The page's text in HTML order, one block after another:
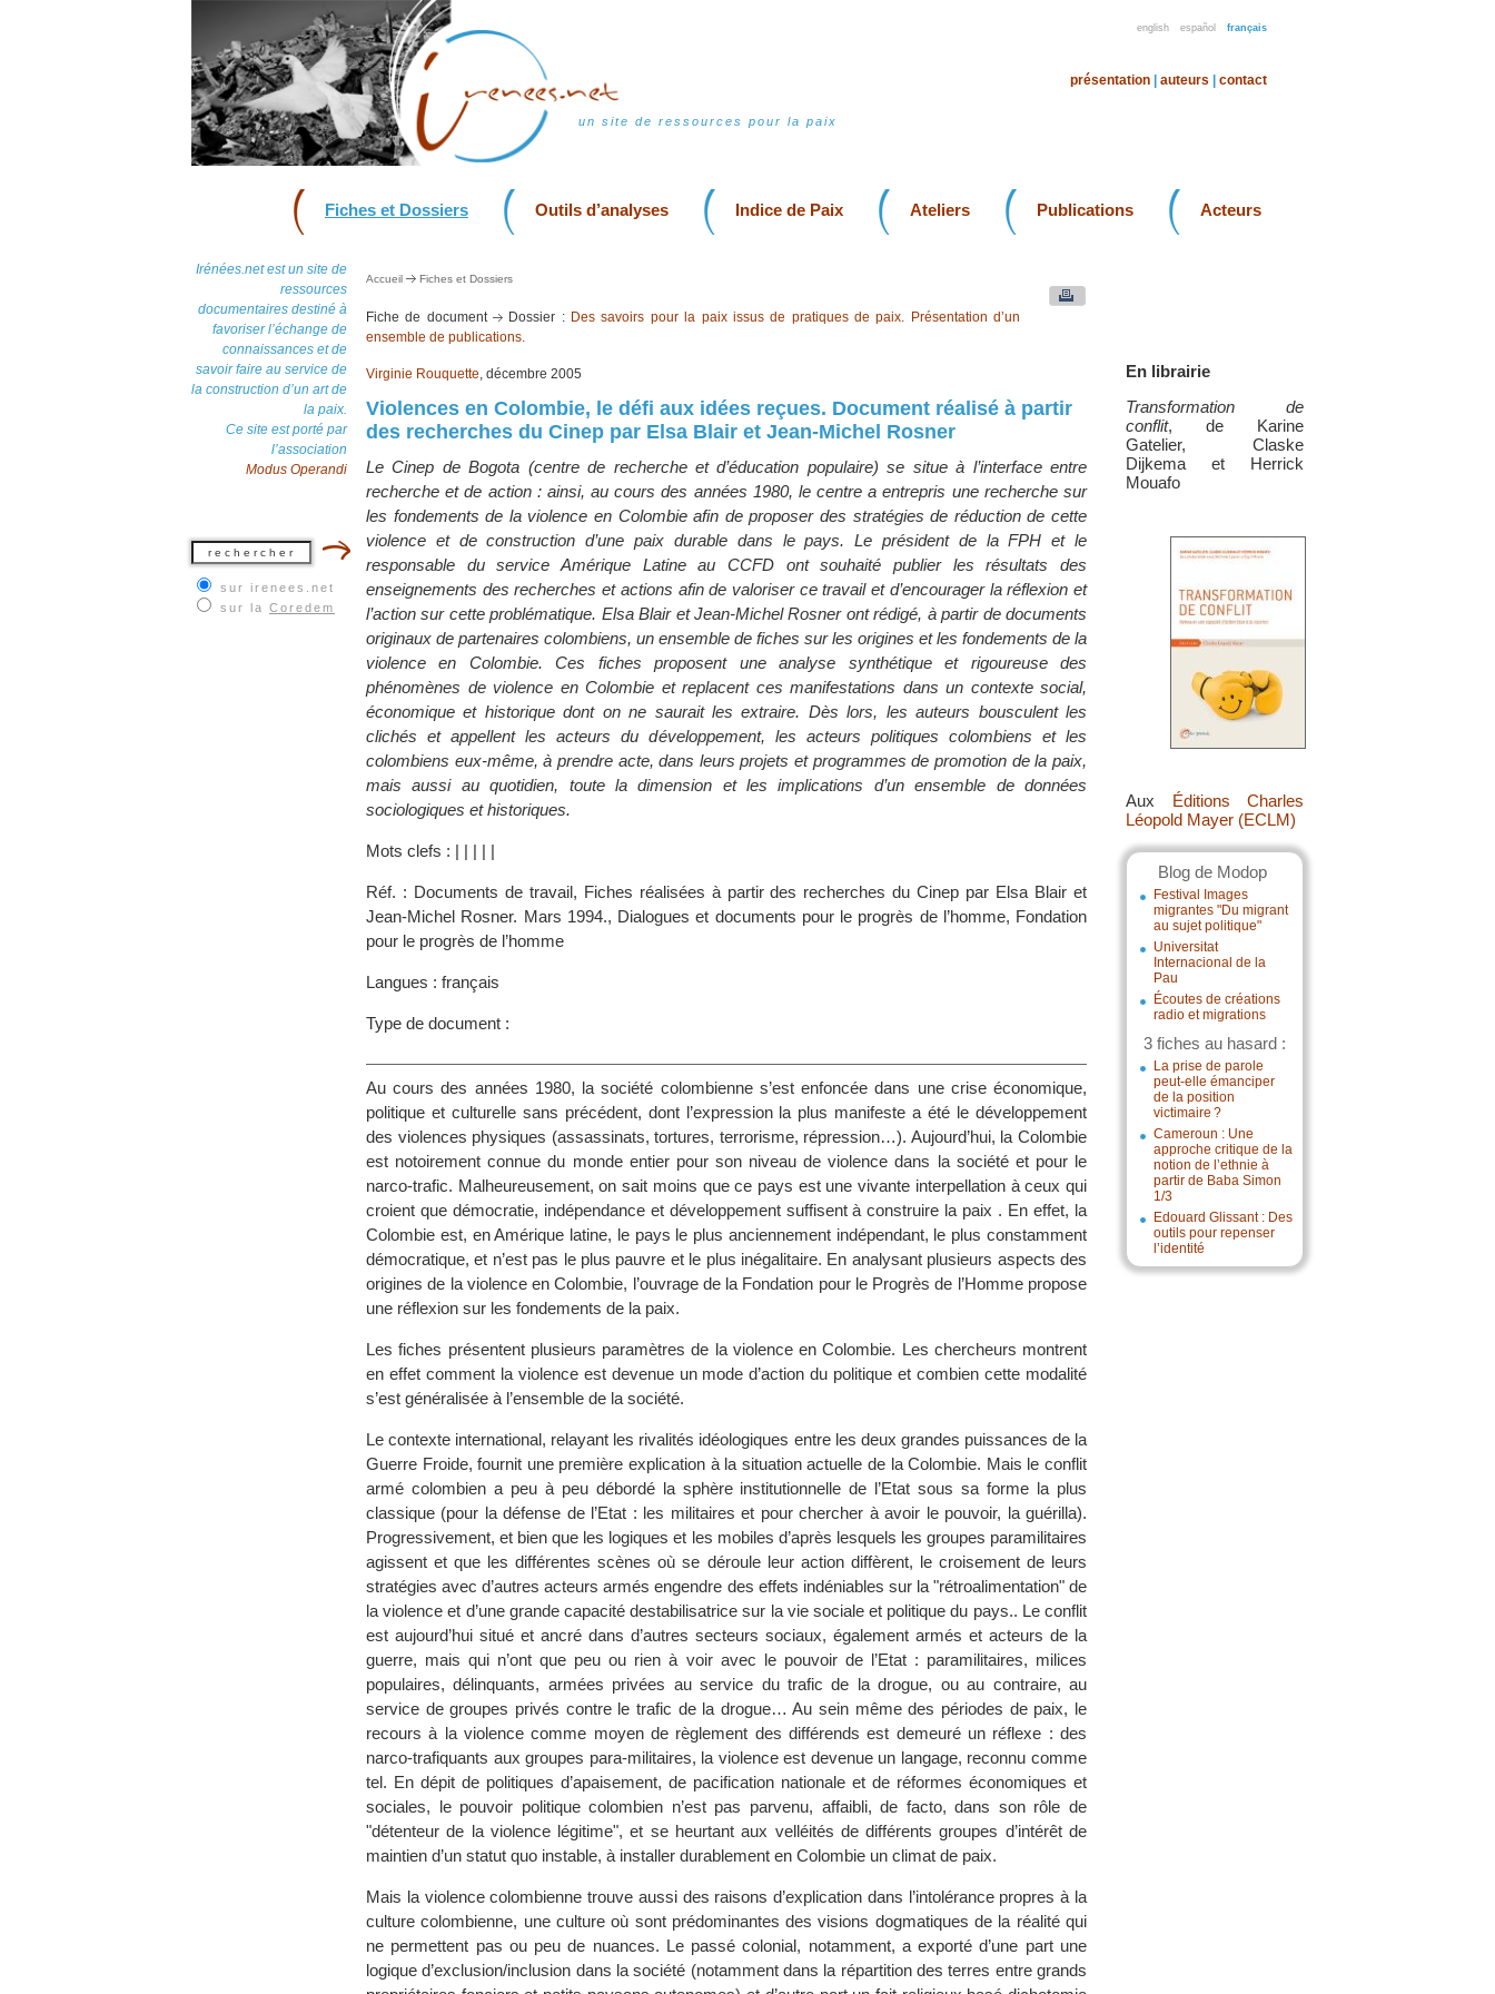
english español français
un site de ressources pour la paix
présentation auteurs contact
Fiches et Dossiers Outils d’analyses Indice de Paix Ateliers Publications Acteurs
Irénées.net est un site de
ressources
documentaires destiné à
favoriser l’échange de
connaissances et de
savoir faire au service de
la construction d’un art de
la paix.
Ce site est porté par
l’association
Modus Operandi
sur irenees.net
sur la Coredem
En librairie
Transformation de
conflit, de Karine
Gatelier, Claske
Dijkema et Herrick
Mouafo
Aux Éditions Charles
Léopold Mayer (ECLM)
Blog de Modop
Festival Images
migrantes "Du migrant
au sujet politique"
Universitat
Internacional de la
Pau
Écoutes de créations
radio et migrations
3 fiches au hasard :
La prise de parole
peut-elle émanciper
de la position
victimaire ?
Cameroun : Une
approche critique de la
notion de l’ethnie à
partir de Baba Simon
1/3
Edouard Glissant : Des
outils pour repenser
l’identité
Accueil Fiches et Dossiers
Fiche de document Dossier : Des savoirs pour la paix issus de pratiques de paix. Présentation d’un
ensemble de publications.
Virginie Rouquette, décembre 2005
Violences en Colombie, le défi aux idées reçues. Document réalisé à partir
des recherches du Cinep par Elsa Blair et Jean-Michel Rosner
Le Cinep de Bogota (centre de recherche et d’éducation populaire) se situe à l’interface entre
recherche et de action : ainsi, au cours des années 1980, le centre a entrepris une recherche sur
les fondements de la violence en Colombie afin de proposer des stratégies de réduction de cette
violence et de construction d’une paix durable dans le pays. Le président de la FPH et le
responsable du service Amérique Latine au CCFD ont souhaité publier les résultats des
enseignements des recherches et actions afin de valoriser ce travail et d’encourager la réflexion et
l’action sur cette problématique. Elsa Blair et Jean-Michel Rosner ont rédigé, à partir de documents
originaux de partenaires colombiens, un ensemble de fiches sur les origines et les fondements de la
violence en Colombie. Ces fiches proposent une analyse synthétique et rigoureuse des
phénomènes de violence en Colombie et replacent ces manifestations dans un contexte social,
économique et historique dont on ne saurait les extraire. Dès lors, les auteurs bousculent les
clichés et appellent les acteurs du développement, les acteurs politiques colombiens et les
colombiens eux-même, à prendre acte, dans leurs projets et programmes de promotion de la paix,
mais aussi au quotidien, toute la dimension et les implications d’un ensemble de données
sociologiques et historiques.
Mots clefs : | | | | |
Réf. : Documents de travail, Fiches réalisées à partir des recherches du Cinep par Elsa Blair et
Jean-Michel Rosner. Mars 1994., Dialogues et documents pour le progrès de l’homme, Fondation
pour le progrès de l’homme
Langues : français
Type de document :
Au cours des années 1980, la société colombienne s’est enfoncée dans une crise économique,
politique et culturelle sans précédent, dont l’expression la plus manifeste a été le développement
des violences physiques (assassinats, tortures, terrorisme, répression…). Aujourd’hui, la Colombie
est notoirement connue du monde entier pour son niveau de violence dans la société et pour le
narco-trafic. Malheureusement, on sait moins que ce pays est une vivante interpellation à ceux qui
croient que démocratie, indépendance et développement suffisent à construire la paix . En effet, la
Colombie est, en Amérique latine, le pays le plus anciennement indépendant, le plus constamment
démocratique, et n’est pas le plus pauvre et le plus inégalitaire. En analysant plusieurs aspects des
origines de la violence en Colombie, l’ouvrage de la Fondation pour le Progrès de l’Homme propose
une réflexion sur les fondements de la paix.
Les fiches présentent plusieurs paramètres de la violence en Colombie. Les chercheurs montrent
en effet comment la violence est devenue un mode d’action du politique et combien cette modalité
s’est généralisée à l’ensemble de la société.
Le contexte international, relayant les rivalités idéologiques entre les deux grandes puissances de la
Guerre Froide, fournit une première explication à la situation actuelle de la Colombie. Mais le conflit
armé colombien a peu à peu débordé la sphère institutionnelle de l’Etat sous sa forme la plus
classique (pour la défense de l’Etat : les militaires et pour chercher à avoir le pouvoir, la guérilla).
Progressivement, et bien que les logiques et les mobiles d’après lesquels les groupes paramilitaires
agissent et que les différentes scènes où se déroule leur action diffèrent, le croisement de leurs
stratégies avec d’autres acteurs armés engendre des effets indéniables sur la "rétroalimentation" de
la violence et d’une grande capacité destabilisatrice sur la vie sociale et politique du pays.. Le conflit
est aujourd’hui situé et ancré dans d’autres secteurs sociaux, également armés et acteurs de la
guerre, mais qui n’ont que peu ou rien à voir avec le pouvoir de l’Etat : paramilitaires, milices
populaires, délinquants, armées privées au service du trafic de la drogue, ou au contraire, au
service de groupes privés contre le trafic de la drogue… Au sein même des périodes de paix, le
recours à la violence comme moyen de règlement des différends est demeuré un réflexe : des
narco-trafiquants aux groupes para-militaires, la violence est devenue un langage, reconnu comme
tel. En dépit de politiques d’apaisement, de pacification nationale et de réformes économiques et
sociales, le pouvoir politique colombien n’est pas parvenu, affaibli, de facto, dans son rôle de
"détenteur de la violence légitime", et se heurtant aux velléités de différents groupes d’intérêt de
maintien d’un statut quo instable, à installer durablement en Colombie un climat de paix.
Mais la violence colombienne trouve aussi des raisons d’explication dans l’intolérance propres à la
culture colombienne, une culture où sont prédominantes des visions dogmatiques de la réalité qui
ne permettent pas ou peu de nuances. Le passé colonial, notamment, a exporté d’une part une
logique d’exclusion/inclusion dans la société (notamment dans la répartition des terres entre grands